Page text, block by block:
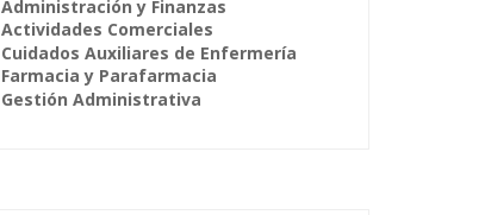
Administración y Finanzas
Actividades Comerciales
Cuidados Auxiliares de Enfermería
Farmacia y Parafarmacia
Gestión Administrativa